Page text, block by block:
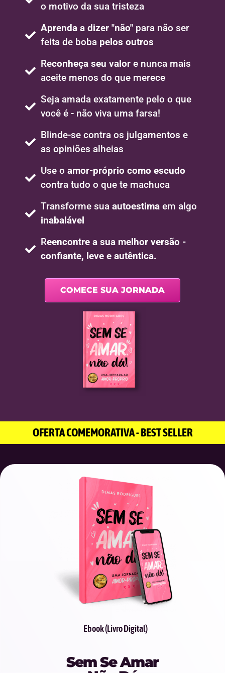
o motivo da sua tristeza
Aprenda a dizer "não" para não ser
feita de boba pelos outros
Reconheça seu valor e nunca mais
aceite menos do que merece
Seja amada exatamente pelo o que
você é - não viva uma farsa!
Blinde-se contra os julgamentos e
as opiniões alheias
Use oamor-próprio como escudo
contra tudo o que te machuca
Transforme suaautoestimaem algo
inabalável
Reencontre a sua melhor versão -
confiante, leve e autêntica.
COMECE SUA JORNADA
OFERTA COMEMORATIVA - BEST SELLER
Ebook (Livro Digital)
Sem Se Amar